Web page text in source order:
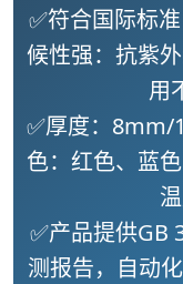
✅符合国际标
候性强：抗紫
用
✅厚度：
色：红色、蓝
✅产品提供GB
测报告，自动